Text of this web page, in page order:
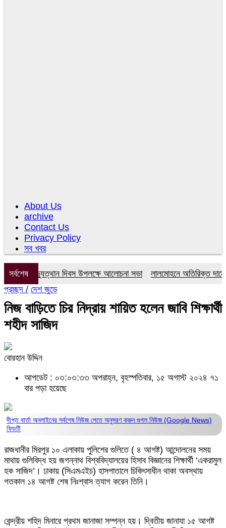
About Us
archive
Contact Us
Privacy Policy
সব খবর
সর্বশেষ
গণঅভ্যুত্থান দিবস উপলক্ষে আলোচনা সভা
লালমোহনে অতিরিক্ত দামে সার
প্রচ্ছদ / দেশ জুড়ে
নিজ বাড়িতে চির নিদ্রায় শায়িত হলেন জাবি শিক্ষার্থী
শহীদ সাজিদ
বোরহান উদ্দিন
আপডেট : ০৩:০৩:৩৩ অপরাহ্ন, বৃহস্পতিবার, ১৫ অগাস্ট ২০২৪ ৭১
বার পড়া হয়েছে
দীপ্ত বার্তা অনলাইনের সর্বশেষ নিউজ পেতে অনুসরণ করুনগুগল নিউজ (Google News)
ফিডটি
রাজধানীর মিরপুর ১০ এলাকায় পুলিশের গুলিতে ( ৪ আগষ্ট) আন্দোলনের সময়
মাথায় গুলিবিদ্ধ হয় জগন্নাথ বিশ্ববিদ্যালয়ের হিসাব বিজ্ঞানের শিক্ষার্থী ‘একরামুল
হক সাজিদ’। ঢাকায় (সিএমএইচ) হাসপাতালে চিকিৎসাধীন থাকা অবস্থায়
গতকাল ১৪ আগষ্ট শেষ নিঃশ্বাস ত্যাগ করেন তিনি।
কেন্দ্রীয় শহিদ মিনারে প্রথম জানাজা সম্পন্ন হয়। দ্বিতীয় জানাযা ১৫ আগষ্ট